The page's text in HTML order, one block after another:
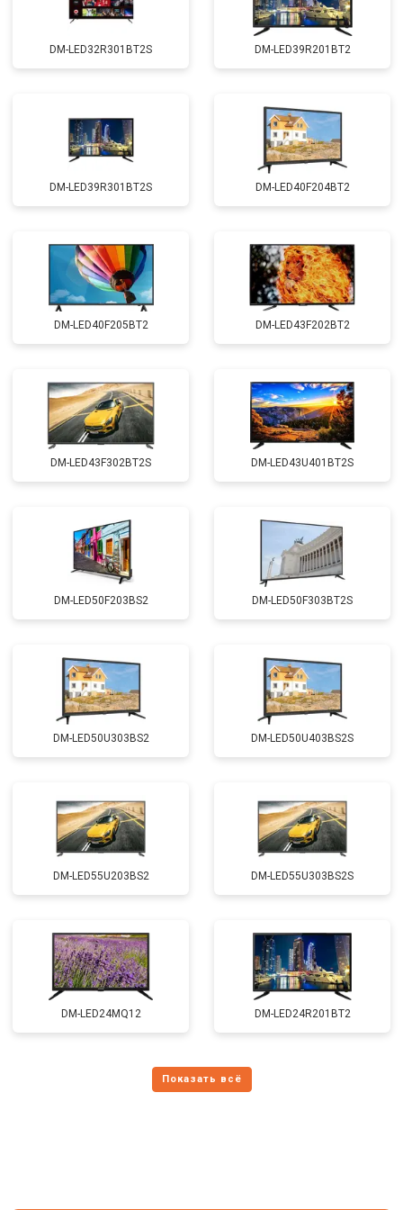
DM-LED32R301BT2S DM-LED39R201BT2
DM-LED39R301BT2S DM-LED40F204BT2
DM-LED40F205BT2 DM-LED43F202BT2
DM-LED43F302BT2S DM-LED43U401BT2S
DM-LED50F203BS2 DM-LED50F303BT2S
DM-LED50U303BS2 DM-LED50U403BS2S
DM-LED55U203BS2 DM-LED55U303BS2S
DM-LED24MQ12 DM-LED24R201BT2